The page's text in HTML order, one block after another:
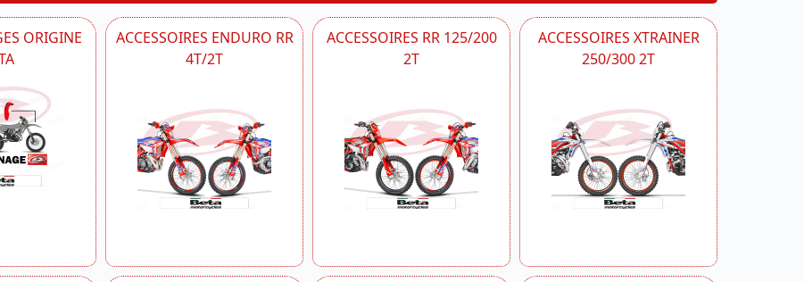
ORIGINE
ACCESSOIRES ENDURO RR
4T/2T
ACCESSOIRES RR 125/200
2T
ACCESSOIRES XTRAINER
250/300 2T